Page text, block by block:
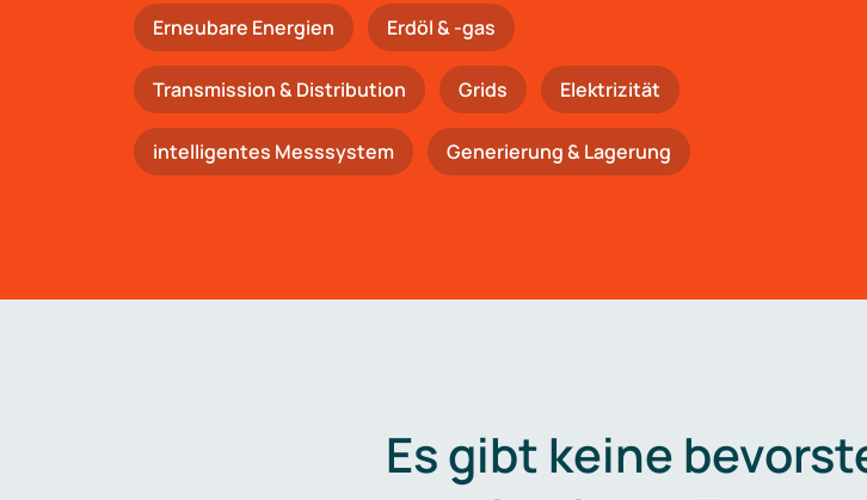
Erneubare Energien Erdöl & -gas
Trans­mis­si­on & Distribution Grids Elektrizität
intelligentes Messsystem Generierung & Lagerung
Es gibt keine